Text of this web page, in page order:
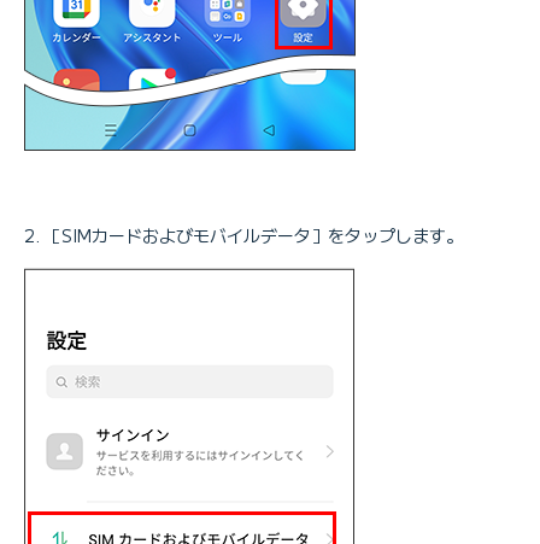
［SIMカードおよびモバイルデータ］をタップします。